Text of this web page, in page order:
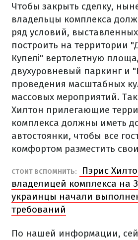
Чтобы закрыть сделку,
владельцы комплекса
ряд условий,
построить на территории
Купелі" вертолетную
двухуровневый паркинг и
проведения масштабных
массовых мероприятий.
Хилтон прилегающие
комплекса должны иметь
автостоянки, чтобы все
комфортом разместить
СТОИТ ВСПОМНИТЬ:
Пэрис
владелицей комплекса на
украинцы начали
требований
По нашей информации,